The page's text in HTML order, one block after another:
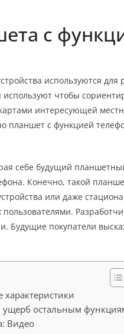
с
используются
чтобы
интересующей
планшет с функцией
себе будущий
Конечно, такой
или даже
Будущие покупатели
характеристики
ущерб остальным
Видео